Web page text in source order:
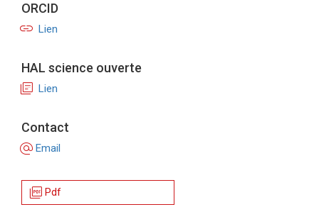
ORCID
link Lien
HAL science ouverte
library_books Lien
Contact
alternate_email Email
picture_as_pdf Pdf